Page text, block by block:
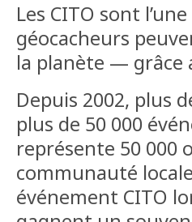
Les CITO sont
géocacheurs
la planète — grâce
Depuis 2002, plus
plus de 50 000
représente 50 000
communauté
événement CITO